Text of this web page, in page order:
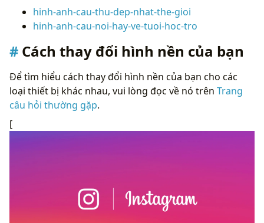
hinh-anh-cau-thu-dep-nhat-the-gioi
hinh-anh-cau-noi-hay-ve-tuoi-hoc-tro
Cách thay đổi hình nền của bạn
Để tìm hiểu cách thay đổi hình nền của bạn cho các
loại thiết bị khác nhau, vui lòng đọc về nó trên Trang
câu hỏi thường gặp.
[